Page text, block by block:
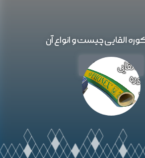
القایی چیست و انواع آن
خواندن مقاله